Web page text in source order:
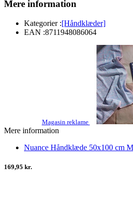
Mere information
Kategorier :[Håndklæder]
EAN :8711948086064
Magasin reklame
Mere information
Nuance Håndklæde 50x100 cm
169,95 kr.